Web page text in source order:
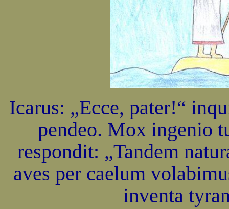
Icarus: „Ecce, pater!“
pendeo. Mox ingenio
respondit: „Tandem
aves per caelum
inventa